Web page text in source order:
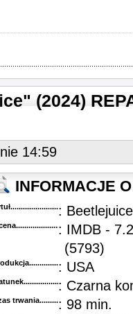
(2024)
14:59
INFORMACJE
:
: IMDB -
(5793)
: USA
: Czarna
trwania......................................
: 98 min.